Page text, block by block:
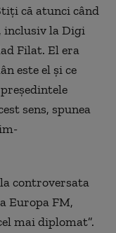
că atunci când
inclusiv la Digi
Filat. El era
este el și ce
sens, spunea
controversata
Europa FM,
mai diplomat”.